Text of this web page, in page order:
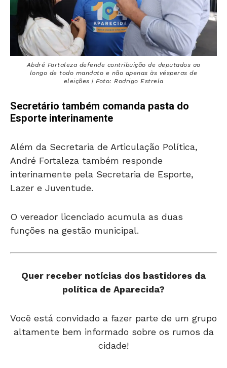
Abdré Fortaleza defende contribuição de deputados ao
longo de todo mandato e não apenas às vésperas de
eleições | Foto: Rodrigo Estrela
Secretário também comanda pasta do
Esporte interinamente
Além da Secretaria de Articulação Política,
André Fortaleza também responde
interinamente pela Secretaria de Esporte,
Lazer e Juventude.
O vereador licenciado acumula as duas
funções na gestão municipal.
Quer receber notícias dos bastidores da
política de Aparecida?
Você está convidado a fazer parte de um grupo
altamente bem informado sobre os rumos da
cidade!